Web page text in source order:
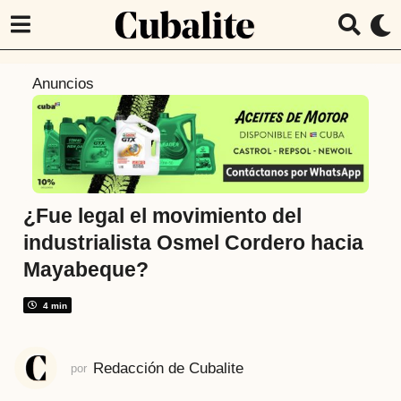
r
á
s
6
o
Anuncios
¿Fue legal el movimiento del
industrialista Osmel Cordero hacia
Mayabeque?
4 min
por Redacción de Cubalite